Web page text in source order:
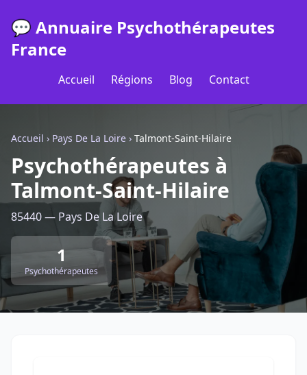
💬 Annuaire Psychothérapeutes
France
Accueil Régions Blog Contact
Accueil › Pays De La Loire › Talmont-Saint-Hilaire
Psychothérapeutes à
Talmont-Saint-Hilaire
85440 — Pays De La Loire
1
Psychothérapeutes